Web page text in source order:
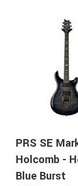
PRS SE
Holcomb -
Blue Burst